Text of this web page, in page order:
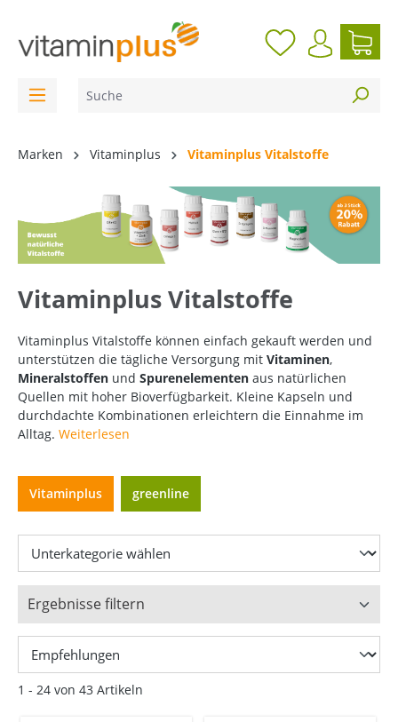
Marken Vitaminplus Vitaminplus Vitalstoffe
Vitaminplus Vitalstoffe
Vitaminplus Vitalstoffe können einfach gekauft werden und
unterstützen die tägliche Versorgung mit Vitaminen,
Mineralstoffen und Spurenelementen aus natürlichen
Quellen mit hoher Bioverfügbarkeit. Kleine Kapseln und
durchdachte Kombinationen erleichtern die Einnahme im
Alltag. Weiterlesen
Vitaminplus greenline
Ergebnisse filtern
1 - 24 von 43 Artikeln